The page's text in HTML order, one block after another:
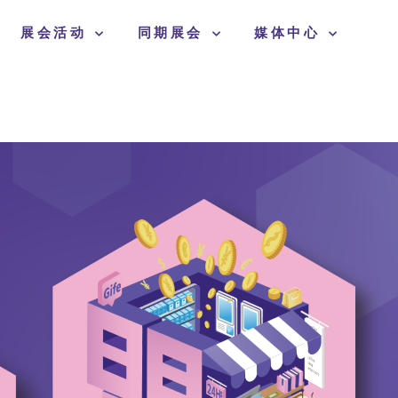
展会活动 同期展会 媒体中心